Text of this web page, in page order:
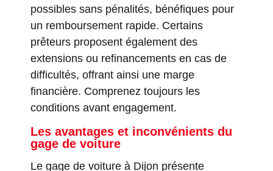
possibles sans pénalités, bénéfiques pour
un remboursement rapide. Certains
prêteurs proposent également des
extensions ou refinancements en cas de
difficultés, offrant ainsi une marge
financière. Comprenez toujours les
conditions avant engagement.
Les avantages et inconvénients du
gage de voiture
Le gage de voiture à Dijon présente